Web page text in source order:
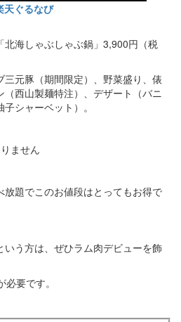
天ぐるなび
北海しゃぶしゃぶ鍋」3,900円（税
元豚（期間限定）、野菜盛り、俵
西山製麺特注）、デザート（バニ
シャーベット）。
ません
放題でこのお値段はとってもお得で
いう方は、ぜひラム肉デビューを飾
要です。